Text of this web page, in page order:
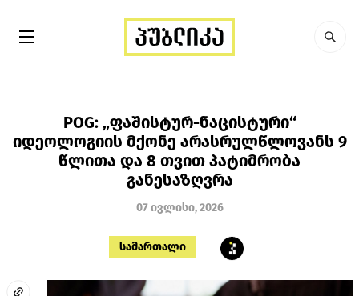
POG: „ფაშისტურ-ნაცისტური“
იდეოლოგიის მქონე არასრულწლოვანს 9
წლითა და 8 თვით პატიმრობა
განესაზღვრა
07 ივლისი, 2026
სამართალი